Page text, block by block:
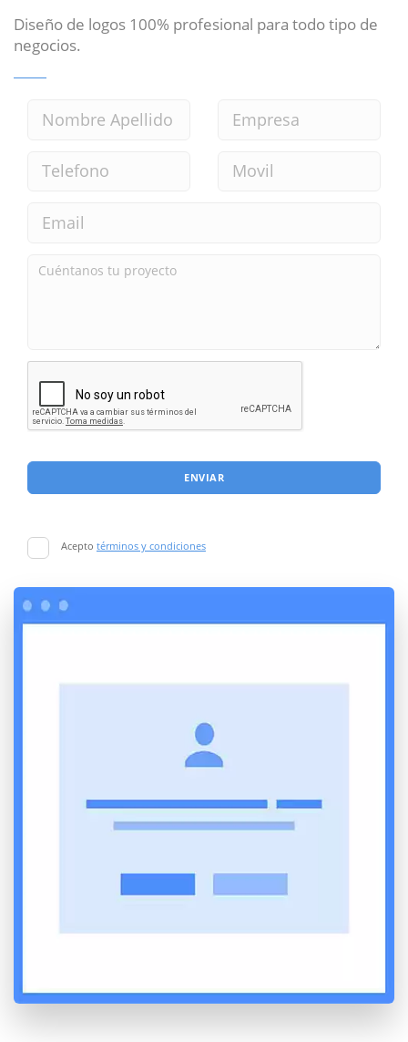
Diseño de logos 100% profesional para todo tipo de
negocios.
ENVIAR
Acepto términos y condiciones